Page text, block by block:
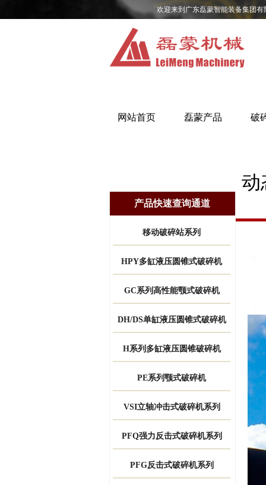
欢迎来到广东磊蒙智能装备集团
网站首页 磊蒙产品 破
产品快速查询通道
移动破碎站系列
HPY多缸液压圆锥式破碎机
GC系列高性能颚式破碎机
DH/DS单缸液压圆锥式破碎机
H系列多缸液压圆锥破碎机
PE系列颚式破碎机
VSI立轴冲击式破碎机系列
PFQ强力反击式破碎机系列
PFG反击式破碎机系列
动